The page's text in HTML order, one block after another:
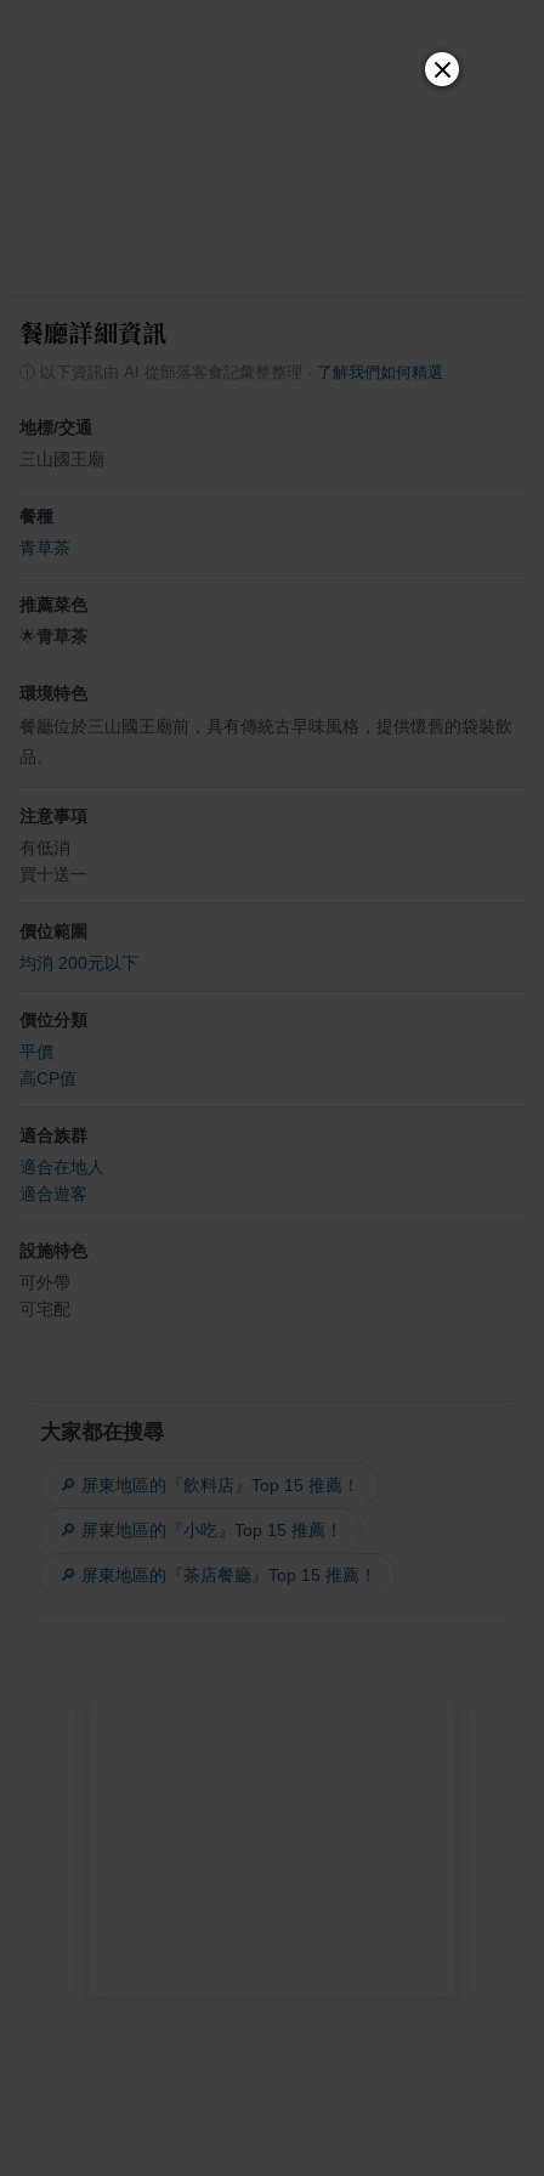
餐廳詳細資訊
以下資訊由 AI 從部落客食記彙整整理 了解我們如何精選
地標/交通
三山國王廟
餐種
青草茶
推薦菜色
🌟青草茶
環境特色
餐廳位於三山國王廟前，具有傳統古早味風格，提供懷舊的袋裝飲
品。
注意事項
有低消
買十送一
價位範圍
均消 200元以下
價位分類
平價
高CP值
適合族群
適合在地人
適合遊客
設施特色
可外帶
可宅配
大家都在搜尋
🔎 屏東地區的『飲料店』Top 15 推薦！
🔎 屏東地區的『小吃』Top 15 推薦！
🔎 屏東地區的『茶店餐廳』Top 15 推薦！